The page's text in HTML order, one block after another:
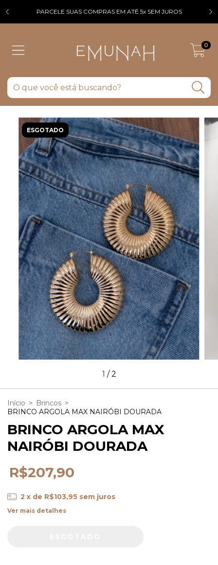
PARCELE SUAS COMPRAS EM ATÉ 5x SEM JUROS
0
ESGOTADO
1 /2
Início > Brincos >
BRINCO ARGOLA MAX NAIRÓBI DOURADA
BRINCO ARGOLA MAX
NAIRÓBI DOURADA
R$207,90
2 x de R$103,95 sem juros
Ver mais detalhes